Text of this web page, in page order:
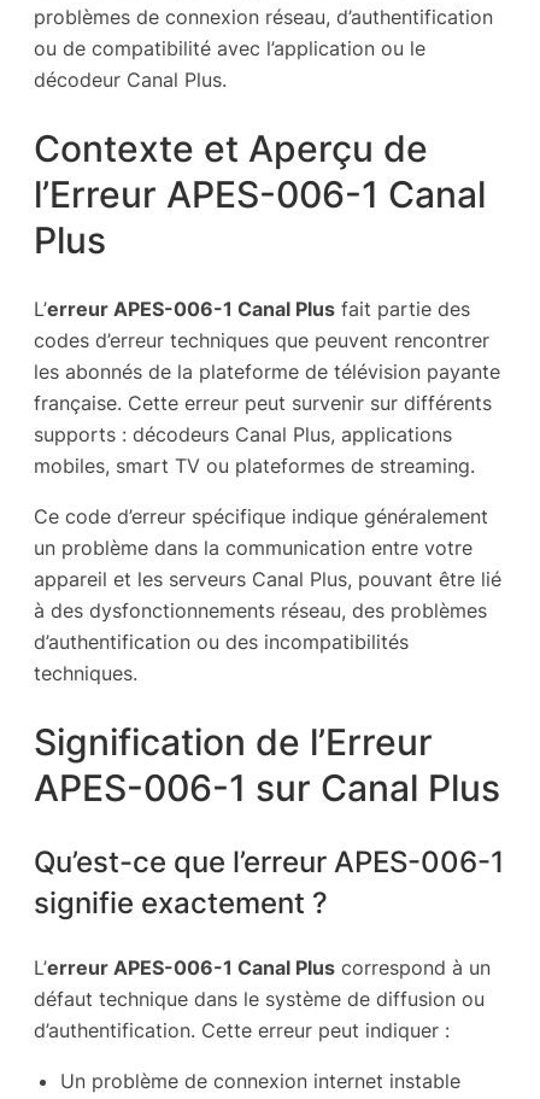
problèmes de connexion réseau, d’authentification
ou de compatibilité avec l’application ou le
décodeur Canal Plus.
Contexte et Aperçu de
l’Erreur APES-006-1 Canal
Plus
L’erreur APES-006-1 Canal Plus fait partie des
codes d’erreur techniques que peuvent rencontrer
les abonnés de la plateforme de télévision payante
française. Cette erreur peut survenir sur différents
supports : décodeurs Canal Plus, applications
mobiles, smart TV ou plateformes de streaming.
Ce code d’erreur spécifique indique généralement
un problème dans la communication entre votre
appareil et les serveurs Canal Plus, pouvant être lié
à des dysfonctionnements réseau, des problèmes
d’authentification ou des incompatibilités
techniques.
Signification de l’Erreur
APES-006-1 sur Canal Plus
Qu’est-ce que l’erreur APES-006-1
signifie exactement ?
L’erreur APES-006-1 Canal Plus correspond à un
défaut technique dans le système de diffusion ou
d’authentification. Cette erreur peut indiquer :
Un problème de connexion internet instable